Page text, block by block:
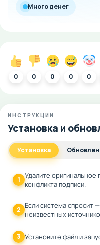
Много денег
0 0 0 0 0
ИНСТРУКЦИИ
Установка и
Установка
1 Удалите
конфликта подписи.
2 Если система спросит
неизвестных
3 Установите файл и